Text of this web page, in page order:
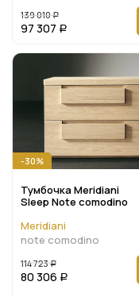
139 010 Р
97 307 Р
-30%
Тумбочка Meridiani
Sleep Note comodino
Meridiani
note comodino
114 723 Р
80 306 Р